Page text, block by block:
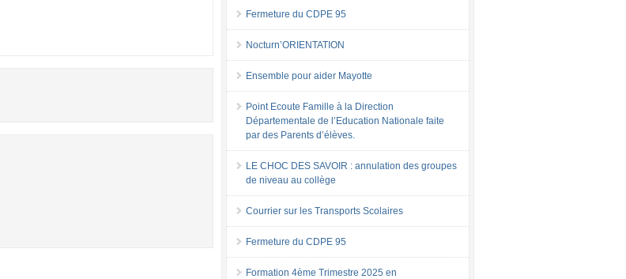
Fermeture du CDPE 95
Nocturn’ORIENTATION
Ensemble pour aider Mayotte
Point Ecoute Famille à la Direction
Départementale de l’Education Nationale faite
par des Parents d’élèves.
LE CHOC DES SAVOIR : annulation des groupes
de niveau au collège
Courrier sur les Transports Scolaires
Fermeture du CDPE 95
Formation 4ème Trimestre 2025 en